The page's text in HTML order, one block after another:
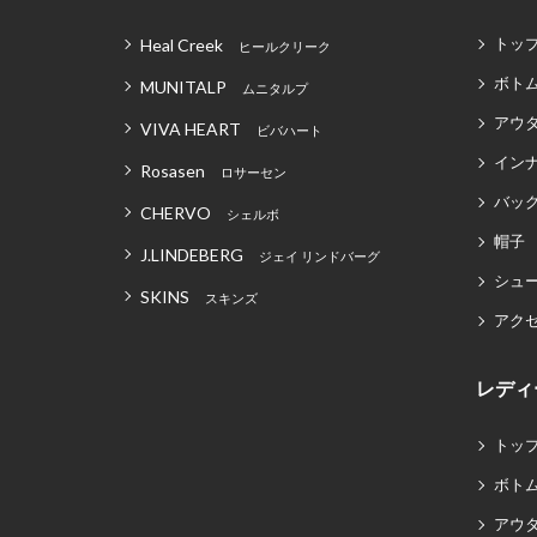
Heal Creek ヒールクリーク
MUNITALP ムニタルプ
VIVA HEART ビバハート
Rosasen ロサーセン
CHERVO シェルボ
J.LINDEBERG ジェイ リンドバーグ
SKINS スキンズ
トッ
ボト
アウ
イン
バッ
帽子
シュ
アク
レデ
トッ
ボト
アウ